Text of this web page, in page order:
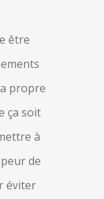
être
propre
ça soit
à
de
éviter